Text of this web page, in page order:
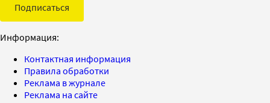
Подписаться
Информация:
Контактная информация
Правила обработки
Реклама в журнале
Реклама на сайте